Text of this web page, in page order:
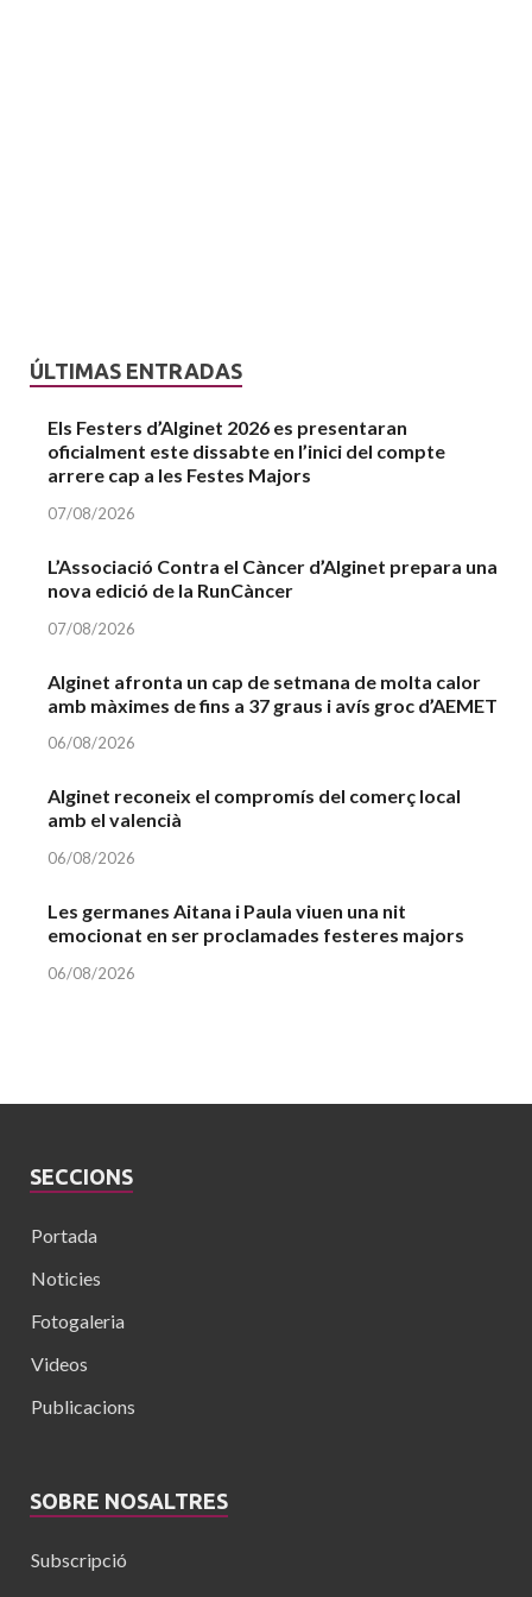
ÚLTIMAS ENTRADAS
Els Festers d’Alginet 2026 es presentaran
oficialment este dissabte en l’inici del compte
arrere cap a les Festes Majors
07/08/2026
L’Associació Contra el Càncer d’Alginet prepara una
nova edició de la RunCàncer
07/08/2026
Alginet afronta un cap de setmana de molta calor
amb màximes de fins a 37 graus i avís groc d’AEMET
06/08/2026
Alginet reconeix el compromís del comerç local
amb el valencià
06/08/2026
Les germanes Aitana i Paula viuen una nit
emocionat en ser proclamades festeres majors
06/08/2026
SECCIONS
Portada
Noticies
Fotogaleria
Videos
Publicacions
SOBRE NOSALTRES
Subscripció